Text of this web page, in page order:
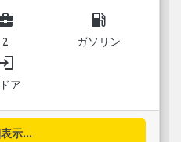
2
local_gas_station
ガソリン
ア
示...